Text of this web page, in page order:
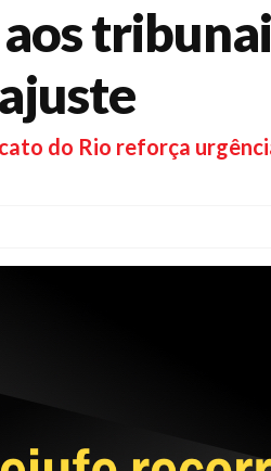
do Rio reforça